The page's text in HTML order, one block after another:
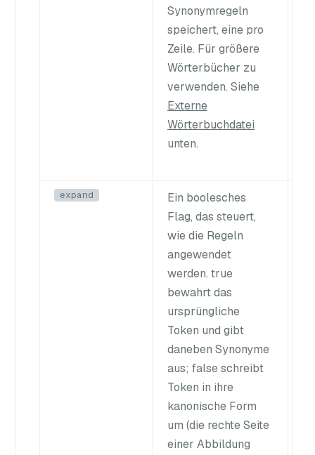
Synonymregeln
speichert, eine pro
Zeile. Für größere
Wörterbücher zu
verwenden. Siehe
Externe
Wörterbuchdatei
unten.
expand
Ein boolesches
Flag, das steuert,
wie die Regeln
angewendet
werden. true
bewahrt das
ursprüngliche
Token und gibt
daneben Synonyme
aus; false schreibt
Token in ihre
kanonische Form
um (die rechte Seite
einer Abbildung